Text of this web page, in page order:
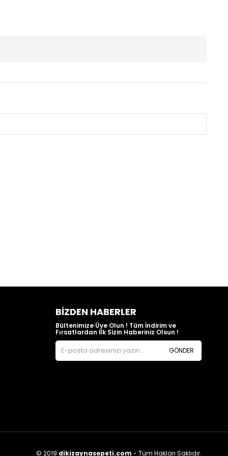
BIZDEN HABERLER
Bültenimize Üye Olun ! Tüm İndirim ve
Fırsatlardan İlk Sizin Haberiniz Olsun !
GÖNDER
© 2019 dikizaynasepeti.com - Tüm Hakları Saklıdır.